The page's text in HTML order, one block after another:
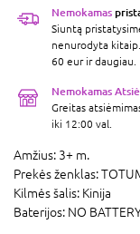
Nemokamas
Siuntą
nenurodyta
60 eur ir daugiau.
Nemokamas
Greitas
iki 12:00 val.
Amžius: 3+ m.
Prekės ženklas:
Kilmės šalis: Kinija
Baterijos: NO